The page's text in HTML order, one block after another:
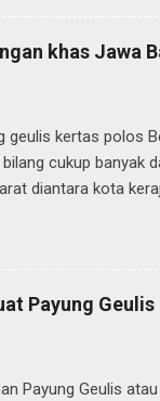
memotong, menjahit,
sebuah sandal
khas Jawa
geulis kertas polos
cukup banyak
diantara kota
umumnya hasil
di Jawa Barat dapat
kerajinan batik yang
Payung Geulis
Payung Geulis